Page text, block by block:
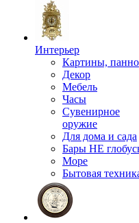
Интерьер
Картины, панно
Декор
Мебель
Часы
Сувенирное
оружие
Для дома и сада
Бары НЕ
Море
Бытовая